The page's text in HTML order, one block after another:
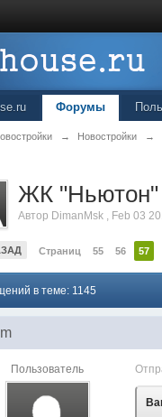
Форумы
→ Новостройки →
ЖК "Ньютон"
Автор DimanMsk , Feb 03
Страниц 55 56 57
в теме: 1145
Пользователь